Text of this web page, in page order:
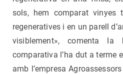
sols, hem comparat vinyes
regeneratives i en un parell
visiblement», comenta la
comparativa l’ha dut a terme
amb l’empresa